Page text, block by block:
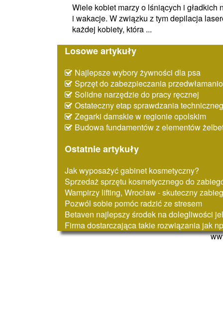
Wiele kobiet marzy o lśniących i
i wakacje. W związku z tym depilacja
każdej kobiety, która ...
Losowe artykuły
Najlepsze wybory żywności dla psa
Sprzęt do zabezpieczania
Solidne narzędzie do pracy ręcznej
Ostateczny etap sprawdzania
Zegarki damskie w regionie opolskim
Budowa fundamentów z elementów
Ostatnie artykuły
Jak wyposażyć gabinet kosmetyczny?
Sprzedaż sprzętu kosmetycznego do
Wampirzy lifting, Wrocław - skuteczny zabieg
Pozwól sobie pomóc radzić ze stresem
Betaven najlepszy środek na dolegliwości
Firma dostarczająca takie rozwiązania jak